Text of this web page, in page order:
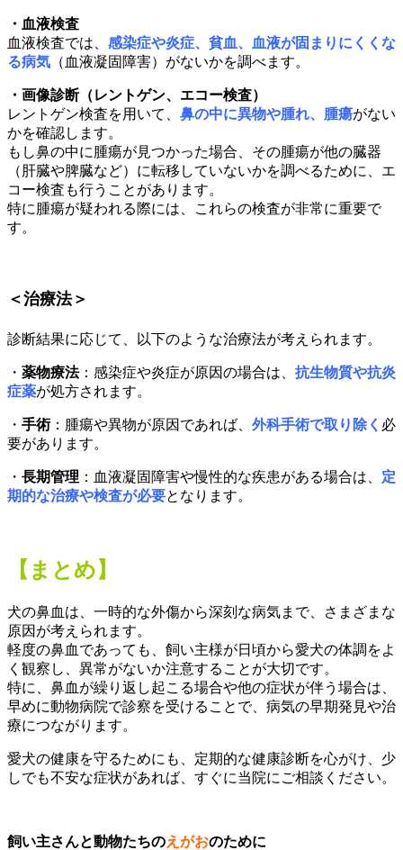
・血液検査
血液検査では、 感染症や炎症、貧血、血液が固まりにくくな
る病気 （血液凝固障害）がないかを調べます。
・画像診断（レントゲン、エコー検査）
レントゲン検査を用いて、 鼻の中に異物や腫れ、腫瘍がない
かを確認します。
もし鼻の中に腫瘍が見つかった場合、その腫瘍が他の臓器
（肝臓や脾臓など）に転移していないかを調べるために、エ
コー検査も行うことがあります。
特に腫瘍が疑われる際には、これらの検査が非常に重要で
す。
＜治療法＞
診断結果に応じて、以下のような治療法が考えられます。
・ 薬物療法：感染症や炎症が原因の場合は、 抗生物質や抗炎
症薬が処方されます。
・ 手術：腫瘍や異物が原因であれば、 外科手術で取り除く 必
要があります。
・ 長期管理 ：血液凝固障害や慢性的な疾患がある場合は、 定
期的な治療や検査が必要となります。
【まとめ】
犬の鼻血は、一時的な外傷から深刻な病気まで、さまざまな
原因が考えられます。
軽度の鼻血であっても、飼い主様が日頃から愛犬の体調をよ
く観察し、異常がないか注意することが大切です。
特に、鼻血が繰り返し起こる場合や他の症状が伴う場合は、
早めに動物病院で診察を受けることで、病気の早期発見や治
療につながります。
愛犬の健康を守るためにも、定期的な健康診断を心がけ、少
しでも不安な症状があれば、すぐに当院にご相談ください。
飼い主さんと動物たちのえがおのために